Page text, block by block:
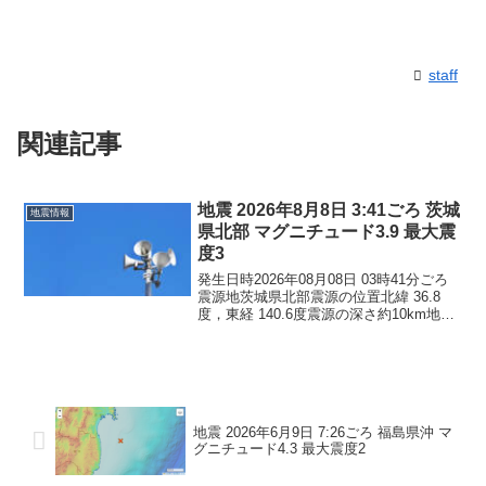
staff
関連記事
地震情報
地震 2026年8月8日 3:41ごろ 茨城
県北部 マグニチュード3.9 最大震
度3
発生日時2026年08月08日 03時41分ごろ
震源地茨城県北部震源の位置北緯 36.8
度，東経 140.6度震源の深さ約10km地震
地震 2026年6月9日 7:26ごろ 福島県沖 マ
グニチュード4.3 最大震度2